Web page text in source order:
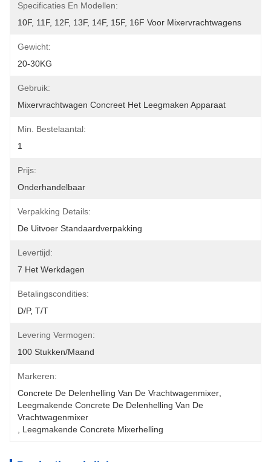
Specificaties En Modellen:
10F, 11F, 12F, 13F, 14F, 15F, 16F Voor Mixervrachtwagens
Gewicht:
20-30KG
Gebruik:
Mixervrachtwagen Concreet Het Leegmaken Apparaat
Min. Bestelaantal:
1
Prijs:
Onderhandelbaar
Verpakking Details:
De Uitvoer Standaardverpakking
Levertijd:
7 Het Werkdagen
Betalingscondities:
D/P, T/T
Levering Vermogen:
100 Stukken/maand
Markeren:
Concrete De Delenhelling Van De Vrachtwagenmixer
Leegmakende Concrete De Delenhelling Van De
Vrachtwagenmixer
Leegmakende Concrete Mixerhelling